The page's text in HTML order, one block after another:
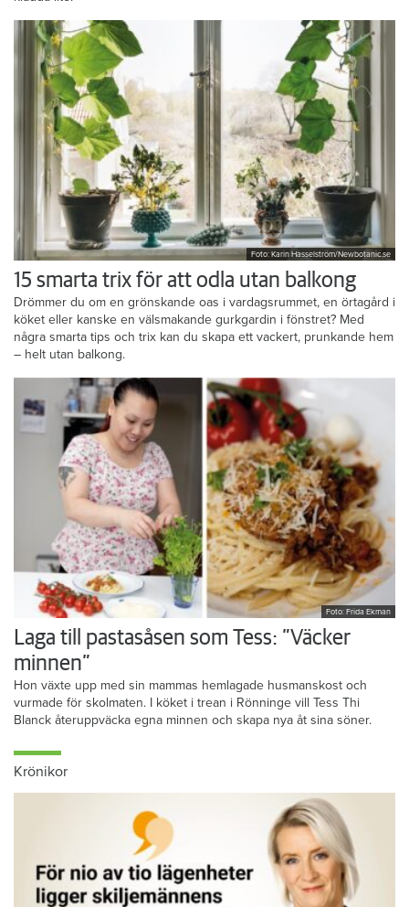
Foto: Karin Hasselström/Newbotanic.se
15 smarta trix för att odla utan balkong
Drömmer du om en grönskande oas i vardagsrummet, en örtagård i
köket eller kanske en välsmakande gurkgardin i fönstret? Med
några smarta tips och trix kan du skapa ett vackert, prunkande hem
– helt utan balkong.
Foto: Frida Ekman
Laga till pastasåsen som Tess: ”Väcker
minnen”
Hon växte upp med sin mammas hemlagade husmanskost och
vurmade för skolmaten. I köket i trean i Rönninge vill Tess Thi
Blanck återuppväcka egna minnen och skapa nya åt sina söner.
Krönikor